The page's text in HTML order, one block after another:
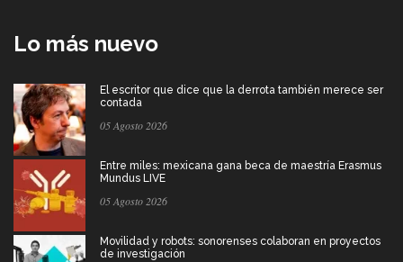
Lo más nuevo
El escritor que dice que la derrota también merece ser
contada
05 Agosto 2026
Entre miles: mexicana gana beca de maestría Erasmus
Mundus LIVE
05 Agosto 2026
Movilidad y robots: sonorenses colaboran en proyectos
de investigación